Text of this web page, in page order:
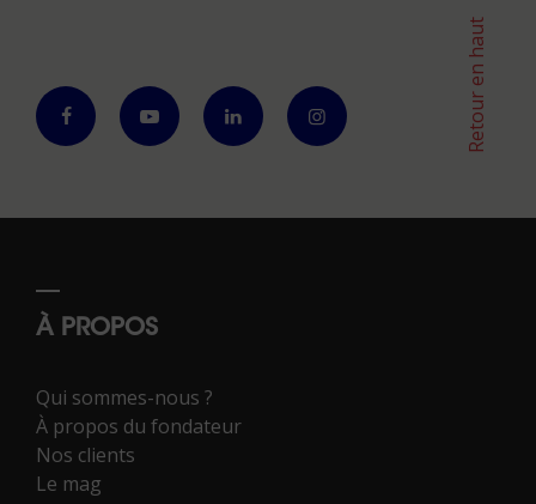
Retour en haut
À PROPOS
Qui sommes-nous ?
À propos du fondateur
Nos clients
Le mag